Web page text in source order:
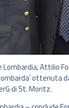
Lombardia, Attilio
ottenuta
di St. Moritz.